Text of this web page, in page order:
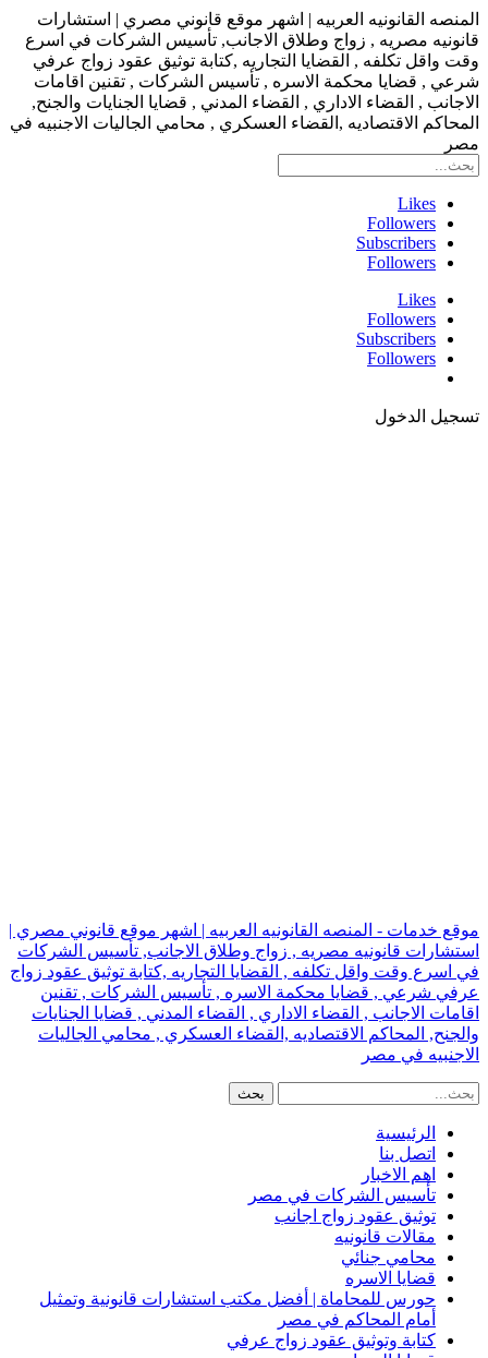
المنصه القانونيه العربيه | اشهر موقع قانوني مصري | استشارات
قانونيه مصريه , زواج وطلاق الاجانب, تأسيس الشركات في اسرع
وقت واقل تكلفه , القضايا التجاريه ,كتابة توثيق عقود زواج عرفي
شرعي , قضايا محكمة الاسره , تأسيس الشركات , تقنين اقامات
الاجانب , القضاء الاداري , القضاء المدني , قضايا الجنايات والجنح,
المحاكم الاقتصاديه ,القضاء العسكري , محامي الجاليات الاجنبيه في
مصر
Likes
Followers
Subscribers
Followers
Likes
Followers
Subscribers
Followers
تسجيل الدخول
موقع خدمات - المنصه القانونيه العربيه | اشهر موقع قانوني مصري |
استشارات قانونيه مصريه , زواج وطلاق الاجانب, تأسيس الشركات
في اسرع وقت واقل تكلفه , القضايا التجاريه ,كتابة توثيق عقود زواج
عرفي شرعي , قضايا محكمة الاسره , تأسيس الشركات , تقنين
اقامات الاجانب , القضاء الاداري , القضاء المدني , قضايا الجنايات
والجنح, المحاكم الاقتصاديه ,القضاء العسكري , محامي الجاليات
الاجنبيه في مصر
الرئيسية
اتصل بنا
اهم الاخبار
تأسيس الشركات في مصر
توثيق عقود زواج اجانب
مقالات قانونيه
محامي جنائي
قضايا الاسره
حورس للمحاماة | أفضل مكتب استشارات قانونية وتمثيل
أمام المحاكم في مصر
كتابة وتوثيق عقود زواج عرفي